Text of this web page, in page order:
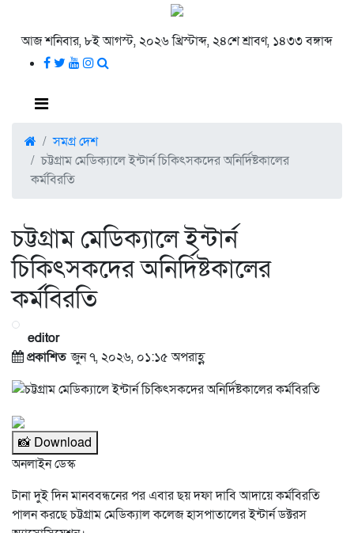
আজ শনিবার, ৮ই আগস্ট, ২০২৬ খ্রিস্টাব্দ, ২৪শে শ্রাবণ, ১৪৩৩ বঙ্গাব্দ
সমগ্র দেশ
চট্টগ্রাম মেডিক্যালে ইন্টার্ন চিকিৎসকদের অনির্দিষ্টকালের
কর্মবিরতি
চট্টগ্রাম মেডিক্যালে ইন্টার্ন
চিকিৎসকদের অনির্দিষ্টকালের
কর্মবিরতি
editor
প্রকাশিতজুন ৭, ২০২৬, ০১:১৫ অপরাহ্ণ
📸 Download
অনলাইন ডেস্ক
টানা দুই দিন মানববন্ধনের পর এবার ছয় দফা দাবি আদায়ে কর্মবিরতি
পালন করছে চট্টগ্রাম মেডিক্যাল কলেজ হাসপাতালের ইন্টার্ন ডক্টরস